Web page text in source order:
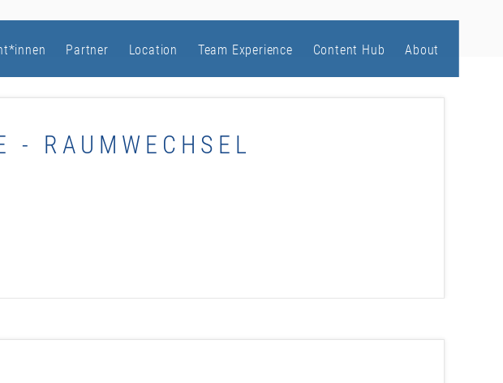
Partner Location Team Experience Content Hub About
- RAUMWECHSEL